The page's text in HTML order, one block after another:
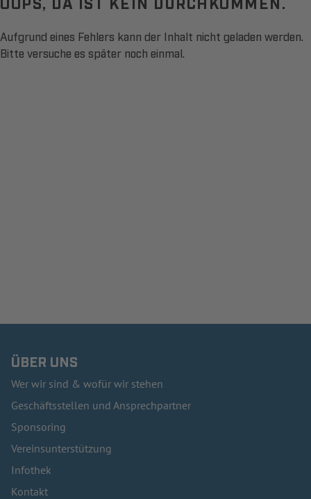
Aufgrund eines Fehlers kann der Inhalt nicht geladen werden.
Bitte versuche es später noch einmal.
ÜBER UNS
Wer wir sind & wofür wir stehen
Geschäftsstellen und Ansprechpartner
Sponsoring
Vereinsunterstützung
Infothek
Kontakt